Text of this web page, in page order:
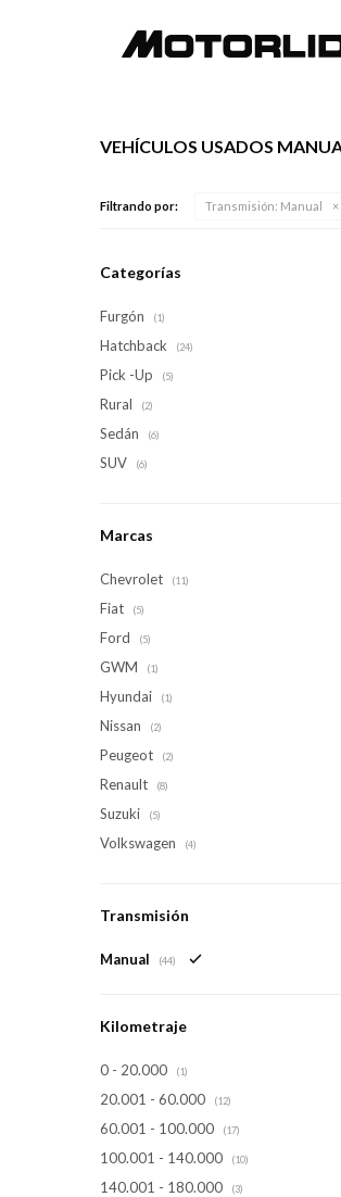
VEHÍCULOS USADOS
Filtrando por: Transmisión: Manual
Categorías
Furgón (1)
Hatchback (24)
Pick -Up (5)
Rural (2)
Sedán (6)
SUV (6)
Marcas
Chevrolet (11)
Fiat (5)
Ford (5)
GWM (1)
Hyundai (1)
Nissan (2)
Peugeot (2)
Renault (8)
Suzuki (5)
Volkswagen (4)
Transmisión
Manual (44)
Kilometraje
0 - 20.000 (1)
20.001 - 60.000 (12)
60.001 - 100.000 (17)
100.001 - 140.000 (10)
140.001 - 180.000 (3)